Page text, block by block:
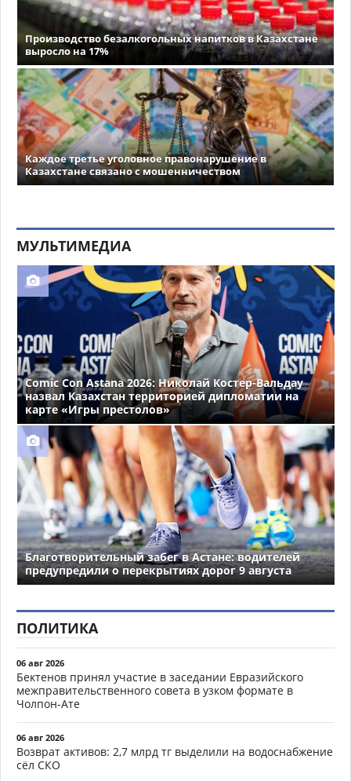
Производство безалкогольных напитков в Казахстане
выросло на 17%
Каждое третье уголовное правонарушение в
Казахстане связано с мошенничеством
МУЛЬТИМЕДИА
Comic Con Astana 2026: Николай Костер-Вальдау
назвал Казахстан территорией дипломатии на
карте «Игры престолов»
Благотворительный забег в Астане: водителей
предупредили о перекрытиях дорог 9 августа
ПОЛИТИКА
06 авг 2026
Бектенов принял участие в заседании Евразийского
межправительственного совета в узком формате в
Чолпон-Ате
06 авг 2026
Возврат активов: 2,7 млрд тг выделили на водоснабжение
сёл СКО